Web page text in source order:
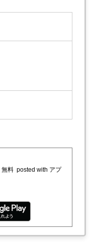
無料 posted with アプ